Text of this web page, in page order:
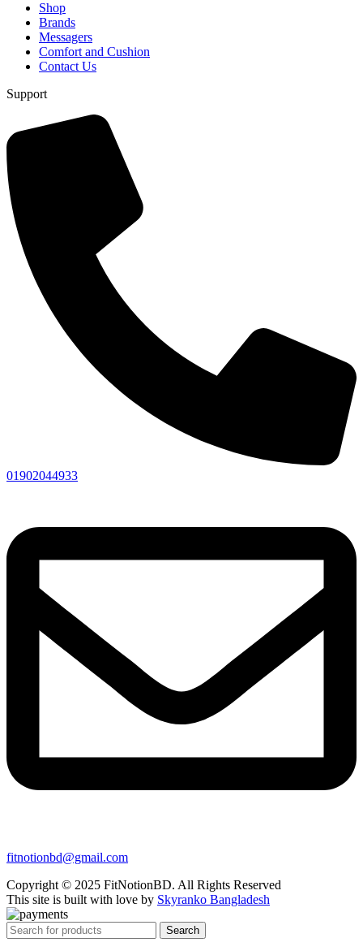
Shop
Brands
Messagers
Comfort and Cushion
Contact Us
Support
01902044933
fitnotionbd@gmail.com
Copyright © 2025 FitNotionBD. All Rights Reserved
This site is built with love by Skyranko Bangladesh
Search